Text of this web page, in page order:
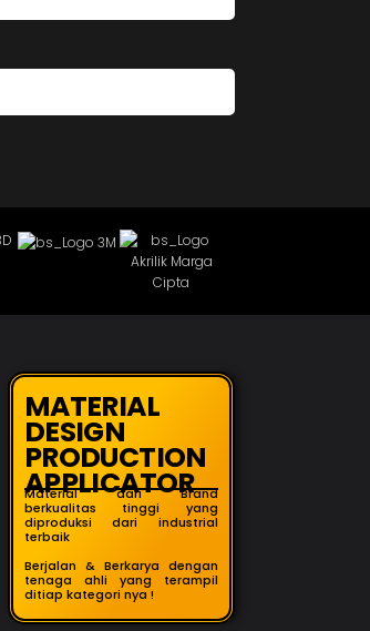
MATERIAL
DESIGN
PRODUCTION
APPLICATOR
Material dari Brand
berkualitas tinggi yang
diproduksi dari industrial
terbaik
Berjalan & Berkarya dengan
tenaga ahli yang terampil
ditiap kategori nya !